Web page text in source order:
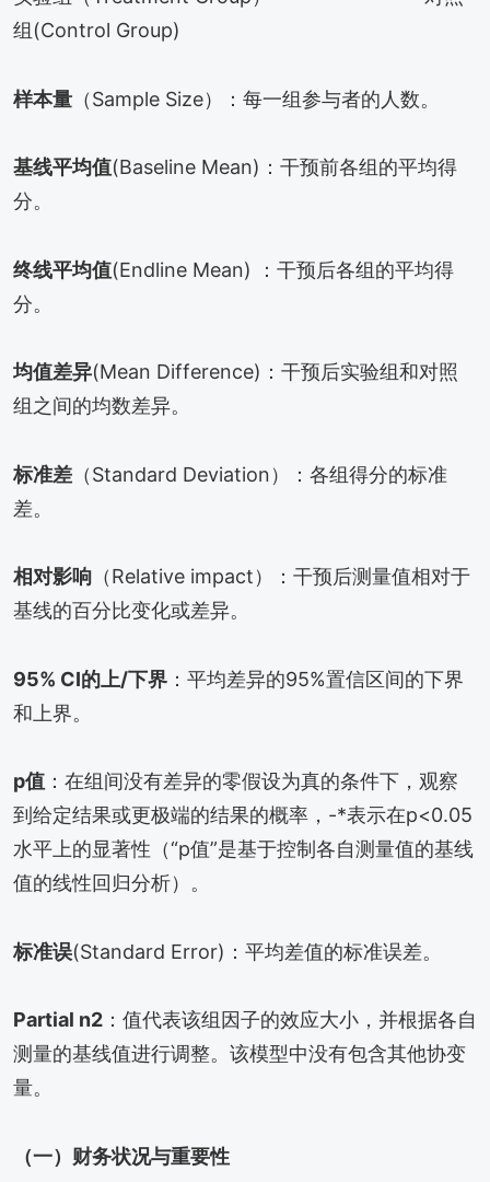
组(Control Group)
样本量 （Sample Size）：每一组参与者的人数。
基线平均值(Baseline Mean)：干预前各组的平均得
分。
终线平均值(Endline Mean) ：干预后各组的平均得
分。
均值差异(Mean Difference)：干预后实验组和对照
组之间的均数差异。
标准差 （Standard Deviation）：各组得分的标准
差。
相对影响 （Relative impact）：干预后测量值相对于
基线的百分比变化或差异。
95% CI的上/下界 ：平均差异的95%置信区间的下界
和上界。
p值 ：在组间没有差异的零假设为真的条件下，观察
到给定结果或更极端的结果的概率，-*表示在p<0.05
水平上的显著性（“p值”是基于控制各自测量值的基线
值的线性回归分析）。
标准误(Standard Error)：平均差值的标准误差。
Partial n2 ：值代表该组因子的效应大小，并根据各自
测量的基线值进行调整。该模型中没有包含其他协变
量。
（一）财务状况与重要性